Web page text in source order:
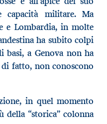
capacità militare. Ma
e Lombardia, in molte
ha subito colpi
a Genova non ha
fatto, non conoscono
in quel momento
della “storica” colonna